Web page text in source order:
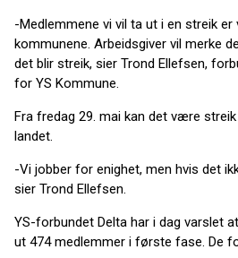
-Medlemmene vi vil ta ut i en streik
kommunene. Arbeidsgiver vil merke
det blir streik, sier Trond Ellefsen,
for YS Kommune.
Fra fredag 29. mai kan det være
landet.
-Vi jobber for enighet, men hvis det
sier Trond Ellefsen.
YS-forbundet Delta har i dag varslet
ut 474 medlemmer i første fase. De